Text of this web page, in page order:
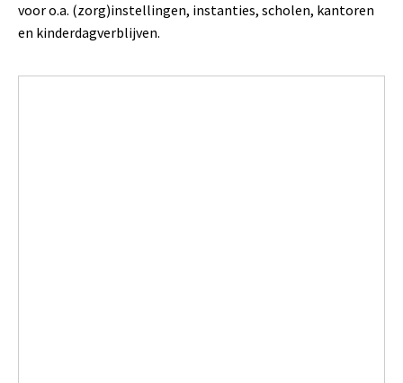
voor o.a. (zorg)instellingen, instanties, scholen, kantoren
en kinderdagverblijven.